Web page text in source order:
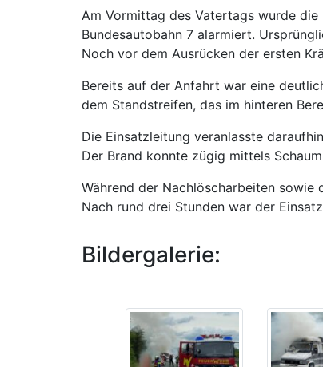
Am Vormittag des Vatertags wurde die
Bundesautobahn 7 alarmiert.
Noch vor dem Ausrücken der ersten
Bereits auf der Anfahrt war eine
dem Standstreifen, das im hinteren
Die Einsatzleitung veranlasste
Der Brand konnte zügig mittels
Während der Nachlöscharbeiten sowie
Nach rund drei Stunden war der
Bildergalerie: